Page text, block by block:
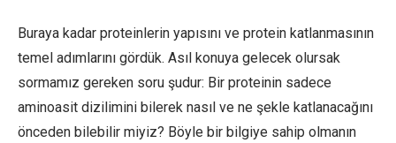
Buraya kadar proteinlerin yapısını ve protein katlanmasının
temel adımlarını gördük. Asıl konuya gelecek olursak
sormamız gereken soru şudur: Bir proteinin sadece
aminoasit dizilimini bilerek nasıl ve ne şekle katlanacağını
önceden bilebilir miyiz? Böyle bir bilgiye sahip olmanın